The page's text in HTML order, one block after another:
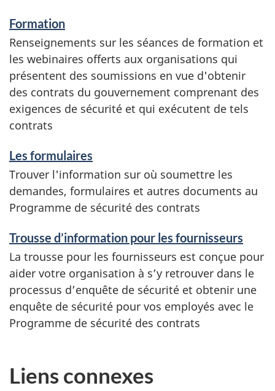
Formation
Renseignements sur les séances de formation et
les webinaires offerts aux organisations qui
présentent des soumissions en vue d'obtenir
des contrats du gouvernement comprenant des
exigences de sécurité et qui exécutent de tels
contrats
Les formulaires
Trouver l'information sur où soumettre les
demandes, formulaires et autres documents au
Programme de sécurité des contrats
Trousse d’information pour les fournisseurs
La trousse pour les fournisseurs est conçue pour
aider votre organisation à s’y retrouver dans le
processus d’enquête de sécurité et obtenir une
enquête de sécurité pour vos employés avec le
Programme de sécurité des contrats
Liens connexes